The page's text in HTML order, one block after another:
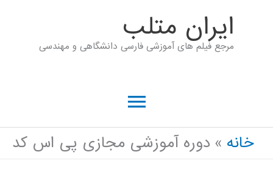
ايران متلب
مرجع فیلم های آموزشی فارسی دانشگاهی و مهندسی
فهرست
اصلی
خانه دوره آموزشی مجازی پی اس کد